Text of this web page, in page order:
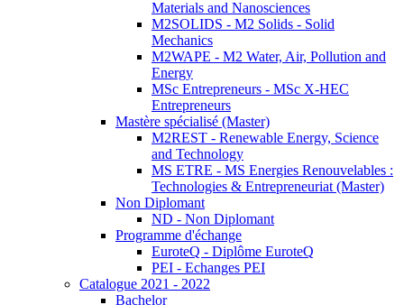
Materials and Nanosciences
M2SOLIDS - M2 Solids - Solid
Mechanics
M2WAPE - M2 Water, Air, Pollution and
Energy
MSc Entrepreneurs - MSc X-HEC
Entrepreneurs
Mastère spécialisé (Master)
M2REST - Renewable Energy, Science
and Technology
MS ETRE - MS Energies Renouvelables :
Technologies & Entrepreneuriat (Master)
Non Diplomant
ND - Non Diplomant
Programme d'échange
EuroteQ - Diplôme EuroteQ
PEI - Echanges PEI
Catalogue 2021 - 2022
Bachelor